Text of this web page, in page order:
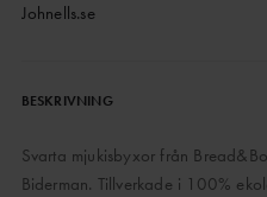
Johnells.se
BESKRIVNING
Svarta mjukisbyxor från
Biderman. Tillverkade i 100%